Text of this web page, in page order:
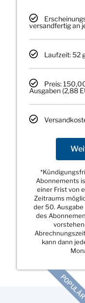
versandfertig an
Laufzeit: 52
Preis:
Ausgaben (2,88
Abonnements
einer Frist von
Zeitraums
der 50.
des
kann dann